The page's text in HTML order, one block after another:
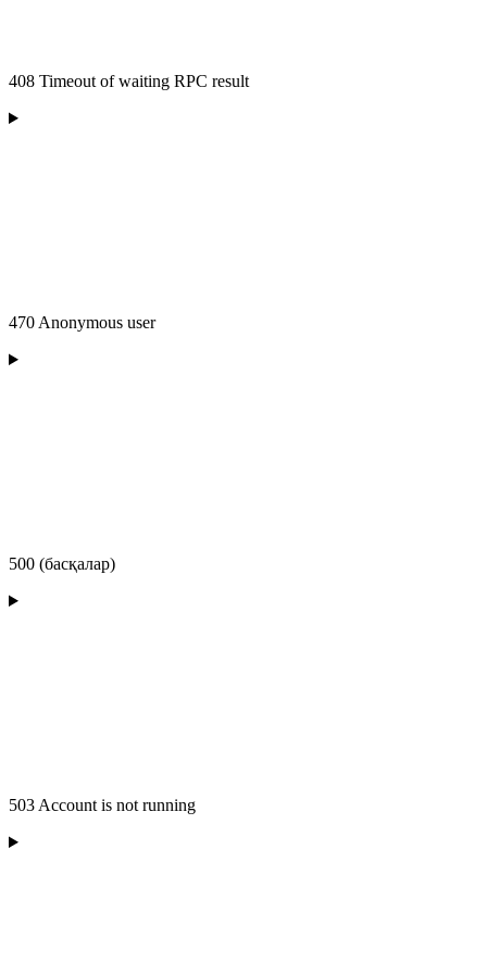
408 Timeout of waiting RPC result
470 Anonymous user
500 (басқалар)
503 Account is not running